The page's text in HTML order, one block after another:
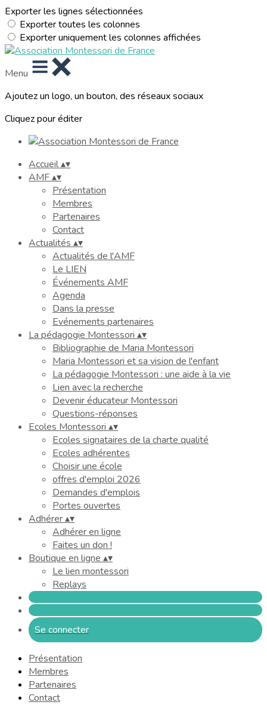
Exporter les lignes sélectionnées
Exporter toutes les colonnes
Exporter uniquement les colonnes affichées
Menu
Ajoutez un logo, un bouton, des réseaux sociaux
Cliquez pour éditer
Accueil▴▾
AMF▴▾
Présentation
Membres
Partenaires
Contact
Actualités ▴▾
Actualités de l'AMF
Le LIEN
Événements AMF
Agenda
Dans la presse
Evénements partenaires
La pédagogie Montessori ▴▾
Bibliographie de Maria Montessori
Maria Montessori et sa vision de l'enfant
La pédagogie Montessori : une aide à la vie
Lien avec la recherche
Devenir éducateur Montessori
Questions-réponses
Ecoles Montessori ▴▾
Ecoles signataires de la charte qualité
Ecoles adhérentes
Choisir une école
offres d'emploi 2026
Demandes d'emplois
Portes ouvertes
Adhérer▴▾
Adhérer en ligne
Faites un don !
Boutique en ligne ▴▾
Le lien montessori
Replays
Se connecter
Présentation
Membres
Partenaires
Contact